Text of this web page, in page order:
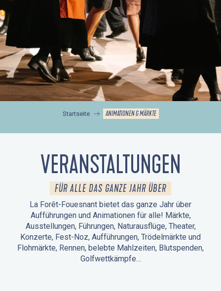
Startseite ANIMATIONEN & MÄRKTE
VERANSTALTUNGEN
FÜR ALLE DAS GANZE JAHR ÜBER
La Forêt-Fouesnant bietet das ganze Jahr über
Aufführungen und Animationen für alle! Märkte,
Ausstellungen, Führungen, Naturausflüge, Theater,
Konzerte, Fest-Noz, Aufführungen, Trödelmärkte und
Flohmärkte, Rennen, belebte Mahlzeiten, Blutspenden,
Golfwettkämpfe…